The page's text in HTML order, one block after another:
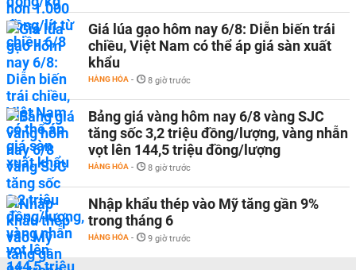
Giá lúa gạo hôm nay 6/8: Diễn biến trái
chiều, Việt Nam có thể áp giá sàn xuất
khẩu
HÀNG HÓA - 8 giờ trước
Bảng giá vàng hôm nay 6/8 vàng SJC
tăng sốc 3,2 triệu đồng/lượng, vàng nhẫn
vọt lên 144,5 triệu đồng/lượng
HÀNG HÓA - 8 giờ trước
Nhập khẩu thép vào Mỹ tăng gần 9%
trong tháng 6
HÀNG HÓA - 9 giờ trước